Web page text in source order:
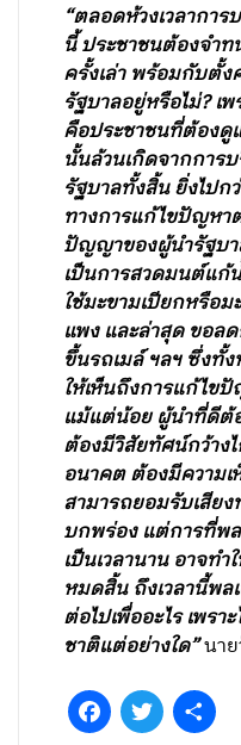
“ตลอดห้วงเวลากา
นี้ ประชาชนต้องจำ
ครั้งเล่า พร้อมกับตั้ง
รัฐบาลอยู่หรือไม่? เ
คือประชาชนที่ต้องดู
นั้นล้วนเกิดจากการ
รัฐบาลทั้งสิ้น ยิ่งไปก
ทางการแก้ไขปัญห
ปัญญาของผู้นำรัฐบา
เป็นการสวดมนต์แก้
ใช้มะขามเปียกหรือม
แพง และล่าสุด ขอล
ขึ้นรถเมล์ ฯลฯ ซึ่งทั้
ให้เห็นถึงการแก้ไข
แม้แต่น้อย ผู้นำที่ดีต้
ต้องมีวิสัยทัศน์กว้าง
อนาคต ต้องมีความ
สามารถยอมรับเสีย
บกพร่อง แต่การที่พ
เป็นเวลานาน อาจท
หมดสิ้น ถึงเวลานี้พล
ต่อไปเพื่ออะไร เพรา
ชาติแต่อย่างใด”นา
FacebookTwitter